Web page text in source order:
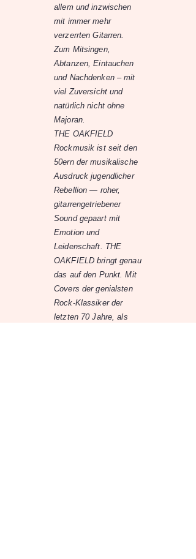
allem und inzwischen
mit immer mehr
verzerrten Gitarren.
Zum Mitsingen,
Abtanzen, Eintauchen
und Nachdenken – mit
viel Zuversicht und
natürlich nicht ohne
Majoran.
THE OAKFIELD
Rockmusik ist seit den
50ern der musikalische
Ausdruck jugendlicher
Rebellion — roher,
gitarrengetriebener
Sound gepaart mit
Emotion und
Leidenschaft. THE
OAKFIELD bringt genau
das auf den Punkt. Mit
Covers der genialsten
Rock-Klassiker der
letzten 70 Jahre, als